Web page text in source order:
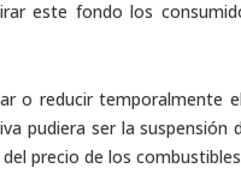
este fondo los
o reducir temporalmente
pudiera ser la
precio de los